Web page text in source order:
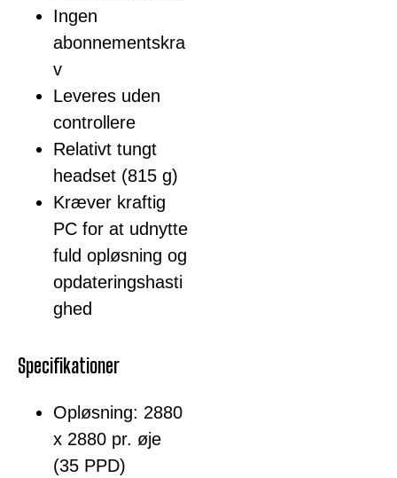
Ingen
abonnementskra
v
Leveres uden
controllere
Relativt tungt
headset (815 g)
Kræver kraftig
PC for at udnytte
fuld opløsning og
opdateringshasti
ghed
Specifikationer
Opløsning: 2880
x 2880 pr. øje
(35 PPD)